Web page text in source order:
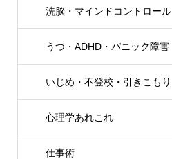
洗脳・マインドコントロール
うつ・ADHD・パニック障害
いじめ・不登校・引きこもり
心理学あれこれ
仕事術